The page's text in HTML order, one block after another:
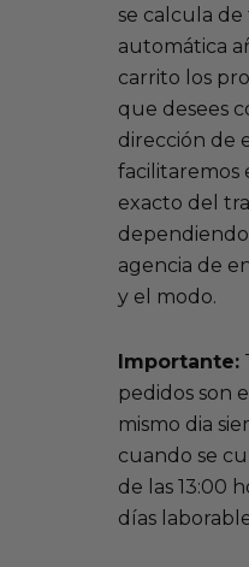
se calcula de
automática
carrito los
que desees
dirección de
facilitaremos
exacto del
agencia de
y el modo.
Importante:
pedidos son
mismo dia
cuando se
de las 13:00
días